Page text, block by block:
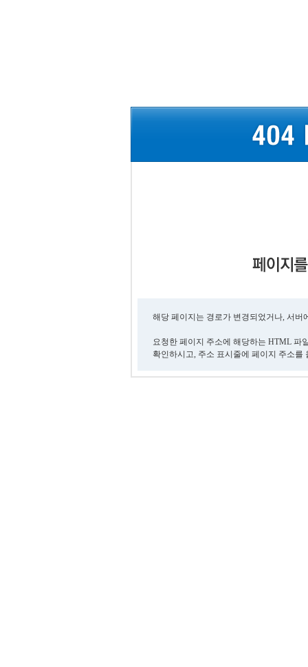
해당 페이지는 경로가 변경되었거나, 서
요청한 페이지 주소에 해당하는 HTML 파
확인하시고, 주소 표시줄에 페이지 주소